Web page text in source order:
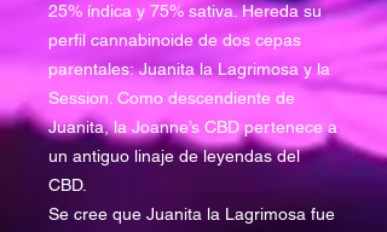
25% índica y 75% sativa. Hereda su
perfil cannabinoide de dos cepas
parentales: Juanita la Lagrimosa y la
Session. Como descendiente de
Juanita, la Joanne’s CBD pertenece a
un antiguo linaje de leyendas del
CBD.
Se cree que Juanita la Lagrimosa fue